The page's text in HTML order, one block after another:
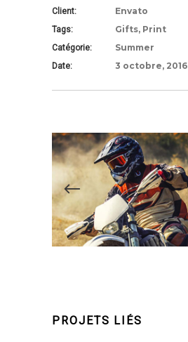
Client: Envato
Tags: Gifts, Print
Catégorie: Summer
Date: 3 octobre, 2016
PROJETS LIÉS